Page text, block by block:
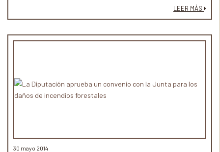
LEER MÁS
30 mayo 2014